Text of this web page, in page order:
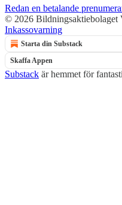
Redan en betalande
© 2026 Bildningsaktiebolaget
Inkassovarning
Starta din Substack
Skaffa Appen
Substack är hemmet för